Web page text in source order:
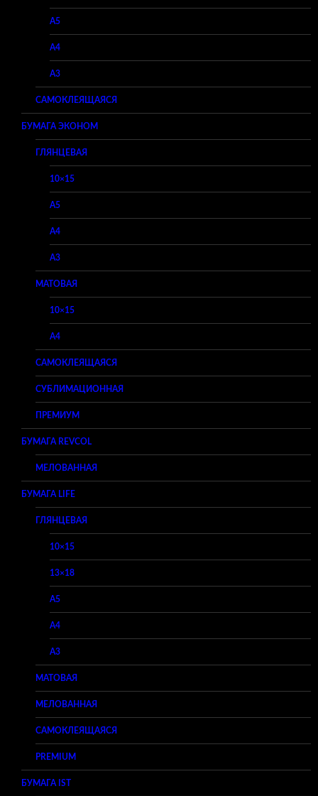
A5
A4
A3
САМОКЛЕЯЩАЯСЯ
БУМАГА ЭКОНОМ
ГЛЯНЦЕВАЯ
10×15
A5
A4
A3
МАТОВАЯ
10×15
A4
САМОКЛЕЯЩАЯСЯ
СУБЛИМАЦИОННАЯ
ПРЕМИУМ
БУМАГА REVCOL
МЕЛОВАННАЯ
БУМАГА LIFE
ГЛЯНЦЕВАЯ
10×15
13×18
A5
A4
A3
МАТОВАЯ
МЕЛОВАННАЯ
САМОКЛЕЯЩАЯСЯ
PREMIUM
БУМАГА IST